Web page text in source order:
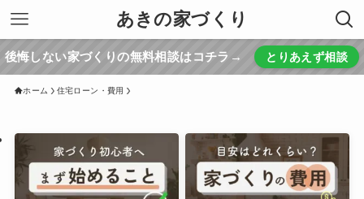
あきの家づくり
後悔しない家づくりの無料相談はコチラ→ とりあえず相談
ホーム 住宅ローン・費用